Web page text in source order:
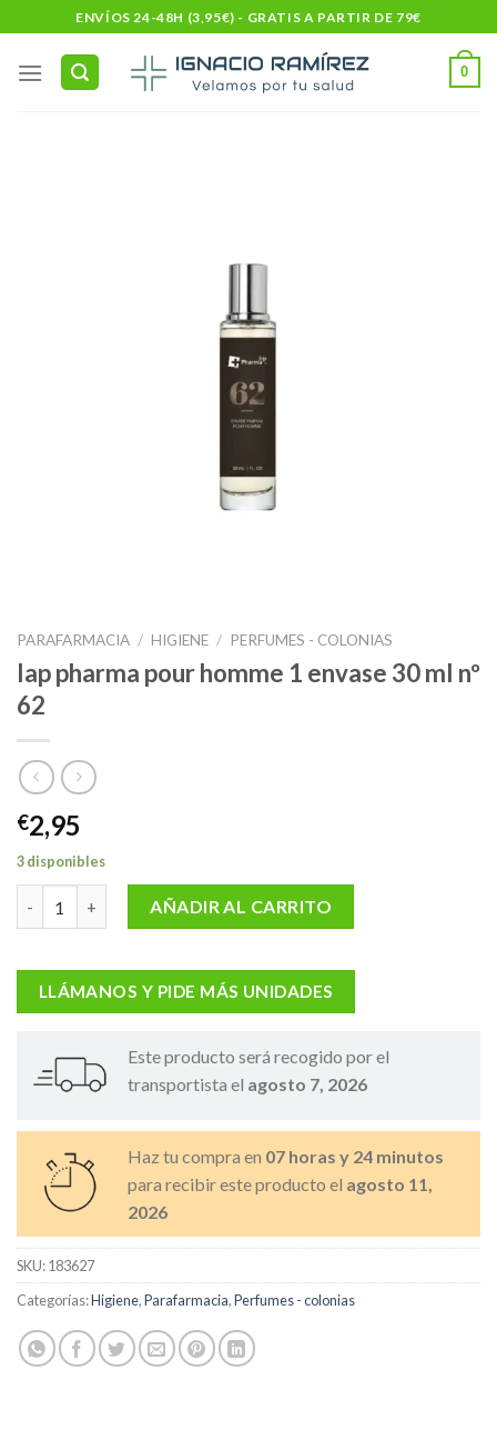
to
content
ENVÍOS 24-48H (3,95€) - GRATIS A PARTIR DE 79€
0
PARAFARMACIA / HIGIENE / PERFUMES - COLONIAS
Iap pharma pour homme 1 envase 30 ml nº
62
€2,95
3 disponibles
Iap pharma pour homme 1 envase 30 ml nº 62 cantidad
AÑADIR AL CARRITO
LLÁMANOS Y PIDE MÁS UNIDADES
Este producto será recogido por el
transportista el agosto 7, 2026
Haz tu compra en 07 horas y 24 minutos
para recibir este producto el agosto 11,
2026
SKU:183627
Categorías:Higiene,Parafarmacia,Perfumes - colonias